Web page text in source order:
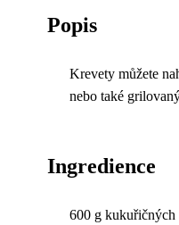
Popis
Krevety můžete
nebo také
Ingredience
600 g kukuřičných